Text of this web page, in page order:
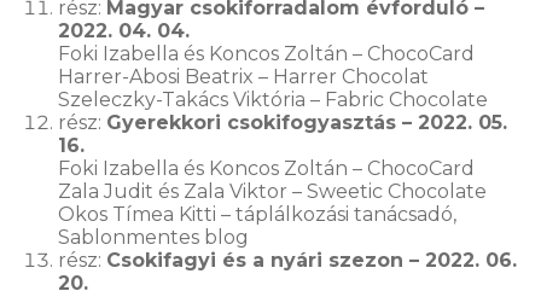
rész: Magyar csokiforradalom évforduló –
2022. 04. 04.
Foki Izabella és Koncos Zoltán – ChocoCard
Harrer-Abosi Beatrix – Harrer Chocolat
Szeleczky-Takács Viktória – Fabric Chocolate
rész: Gyerekkori csokifogyasztás – 2022. 05.
16.
Foki Izabella és Koncos Zoltán – ChocoCard
Zala Judit és Zala Viktor – Sweetic Chocolate
Okos Tímea Kitti – táplálkozási tanácsadó,
Sablonmentes blog
rész: Csokifagyi és a nyári szezon – 2022. 06.
20.